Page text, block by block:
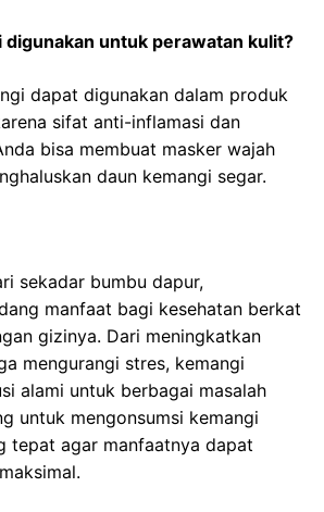
digunakan untuk perawatan kulit?
dapat digunakan dalam produk
sifat anti-inflamasi dan
bisa membuat masker wajah
daun kemangi segar.
sekadar bumbu dapur,
manfaat bagi kesehatan berkat
gizinya. Dari meningkatkan
mengurangi stres, kemangi
alami untuk berbagai masalah
untuk mengonsumsi kemangi
tepat agar manfaatnya dapat